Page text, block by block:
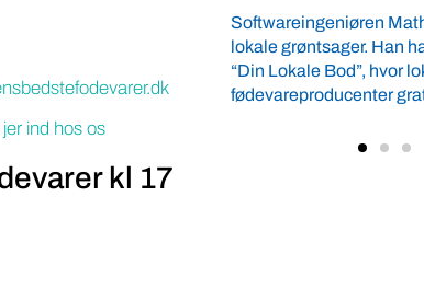
ind hos os
kl 17
lokale
gratis kan vise deres ...
ordnede forhold, som
landmænd – også i
velkommen ...